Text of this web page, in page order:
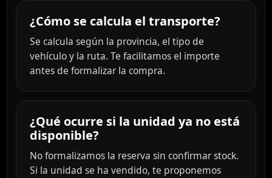
¿Cómo se calcula el transporte?
Se calcula según la provincia, el tipo de
vehículo y la ruta. Te facilitamos el importe
antes de formalizar la compra.
¿Qué ocurre si la unidad ya no está
disponible?
No formalizamos la reserva sin confirmar stock.
Si la unidad se ha vendido, te proponemos